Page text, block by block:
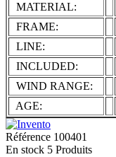
MATERIAL:
FRAME:
LINE:
INCLUDED:
WIND RANGE:
AGE:
Référence 100401
En stock 5 Produits